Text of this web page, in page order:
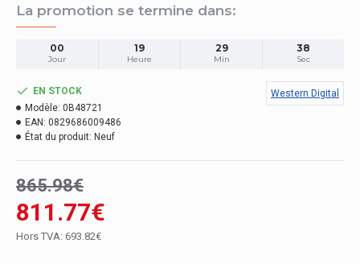
La promotion se termine dans:
00
Jour
19
Heure
29
Min
38
Sec
811.77€
865.98€
Hors TVA: 693.82€
EN STOCK
Modèle: 0B48721
EAN: 0829686009486
État du produit: Neuf
Western Digital